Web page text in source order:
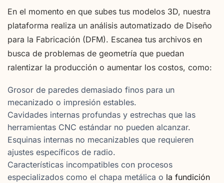
En el momento en que subes tus modelos 3D, nuestra
plataforma realiza un análisis automatizado de Diseño
para la Fabricación (DFM). Escanea tus archivos en
busca de problemas de geometría que puedan
ralentizar la producción o aumentar los costos, como:
Grosor de paredes demasiado finos para un
mecanizado o impresión estables.
Cavidades internas profundas y estrechas que las
herramientas CNC estándar no pueden alcanzar.
Esquinas internas no mecanizables que requieren
ajustes específicos de radio.
Características incompatibles con procesos
especializados como el chapa metálica o la fundición